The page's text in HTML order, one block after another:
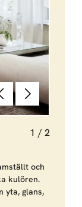
Föregående
Nästa
1 / 2
och
kulören.
yta, glans,